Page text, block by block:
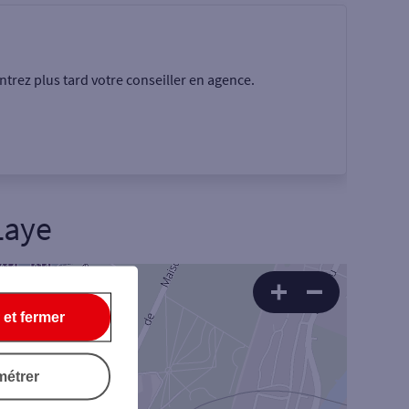
Rechercher
plus tard votre conseiller en agence.
fermer